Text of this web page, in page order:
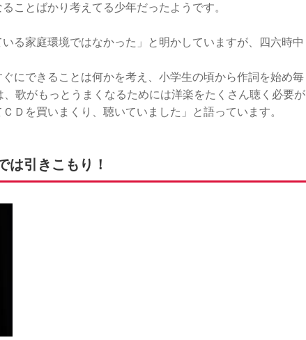
ことばかり考えてる少年だったようです。
る家庭環境ではなかった」と明かしていますが、四六時中
にできることは何かを考え、小学生の頃から作詞を始め毎
歌がもっとうまくなるためには洋楽をたくさん聴く必要が
Ｄを買いまくり、聴いていました」と語っています。
は引きこもり！